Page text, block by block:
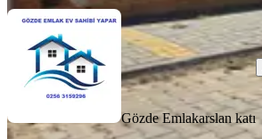
Gözde Emlakarslan katı